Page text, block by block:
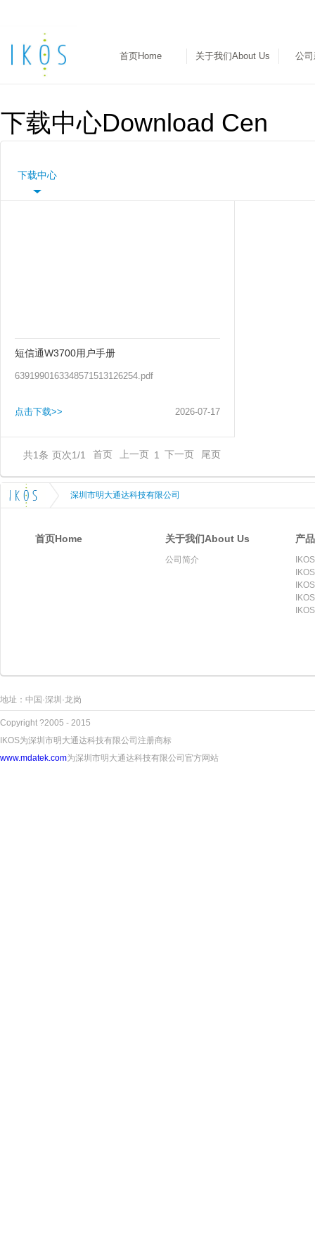
首页Home 关于我们About Us 公
下载中心Download Cen
下载中心
短信通W3700用户手册
6391990163348571513126254.pdf
2026-07-17
点击下载>>
共1条 页次1/1 首页 上一页 1 下一页 尾页
首页Home 关于我们About Us
公司简介
产
Copyright ?2005 - 2015
IKOS为深圳市明大通达科技有限公司注册商标
www.mdatek.com为深圳市明大通达科技有限公司官方网站
地址：中国·深圳·龙岗
深圳市明大通达科技有限公司